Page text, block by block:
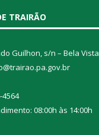
TRAIRÃO
Guilhon, s/n – Bela Vista
4564
08:00h às 14:00h